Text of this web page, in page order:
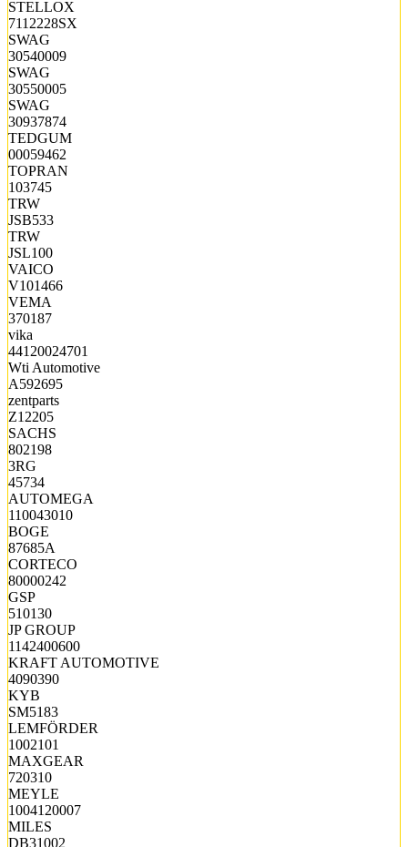
STELLOX
7112228SX
SWAG
30540009
SWAG
30550005
SWAG
30937874
TEDGUM
00059462
TOPRAN
103745
TRW
JSB533
TRW
JSL100
VAICO
V101466
VEMA
370187
vika
44120024701
Wti Automotive
A592695
zentparts
Z12205
SACHS
802198
3RG
45734
AUTOMEGA
110043010
BOGE
87685A
CORTECO
80000242
GSP
510130
JP GROUP
1142400600
KRAFT AUTOMOTIVE
4090390
KYB
SM5183
LEMFÖRDER
1002101
MAXGEAR
720310
MEYLE
1004120007
MILES
DB31002